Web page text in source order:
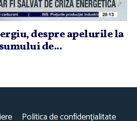
despre apelurile la
de...
Politica de confidențialitate